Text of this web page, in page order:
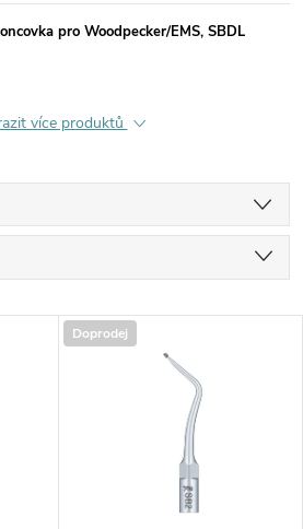
pro Woodpecker/EMS, SBDL
více produktů
Doprodej